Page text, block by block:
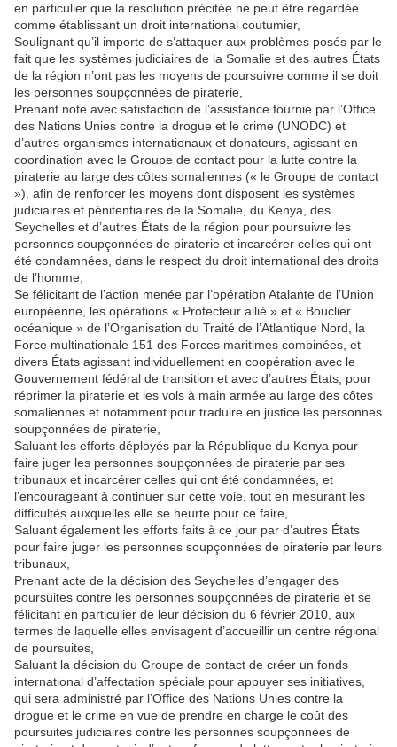
en particulier que la résolution précitée ne peut être regardée
comme établissant un droit international coutumier,
Soulignant qu’il importe de s’attaquer aux problèmes posés par le
fait que les systèmes judiciaires de la Somalie et des autres États
de la région n’ont pas les moyens de poursuivre comme il se doit
les personnes soupçonnées de piraterie,
Prenant note avec satisfaction de l’assistance fournie par l’Office
des Nations Unies contre la drogue et le crime (UNODC) et
d’autres organismes internationaux et donateurs, agissant en
coordination avec le Groupe de contact pour la lutte contre la
piraterie au large des côtes somaliennes (« le Groupe de contact
»), afin de renforcer les moyens dont disposent les systèmes
judiciaires et pénitentiaires de la Somalie, du Kenya, des
Seychelles et d’autres États de la région pour poursuivre les
personnes soupçonnées de piraterie et incarcérer celles qui ont
été condamnées, dans le respect du droit international des droits
de l’homme,
Se félicitant de l’action menée par l’opération Atalante de l’Union
européenne, les opérations « Protecteur allié » et « Bouclier
océanique » de l’Organisation du Traité de l’Atlantique Nord, la
Force multinationale 151 des Forces maritimes combinées, et
divers États agissant individuellement en coopération avec le
Gouvernement fédéral de transition et avec d’autres États, pour
réprimer la piraterie et les vols à main armée au large des côtes
somaliennes et notamment pour traduire en justice les personnes
soupçonnées de piraterie,
Saluant les efforts déployés par la République du Kenya pour
faire juger les personnes soupçonnées de piraterie par ses
tribunaux et incarcérer celles qui ont été condamnées, et
l’encourageant à continuer sur cette voie, tout en mesurant les
difficultés auxquelles elle se heurte pour ce faire,
Saluant également les efforts faits à ce jour par d’autres États
pour faire juger les personnes soupçonnées de piraterie par leurs
tribunaux,
Prenant acte de la décision des Seychelles d’engager des
poursuites contre les personnes soupçonnées de piraterie et se
félicitant en particulier de leur décision du 6 février 2010, aux
termes de laquelle elles envisagent d’accueillir un centre régional
de poursuites,
Saluant la décision du Groupe de contact de créer un fonds
international d’affectation spéciale pour appuyer ses initiatives,
qui sera administré par l’Office des Nations Unies contre la
drogue et le crime en vue de prendre en charge le coût des
poursuites judiciaires contre les personnes soupçonnées de